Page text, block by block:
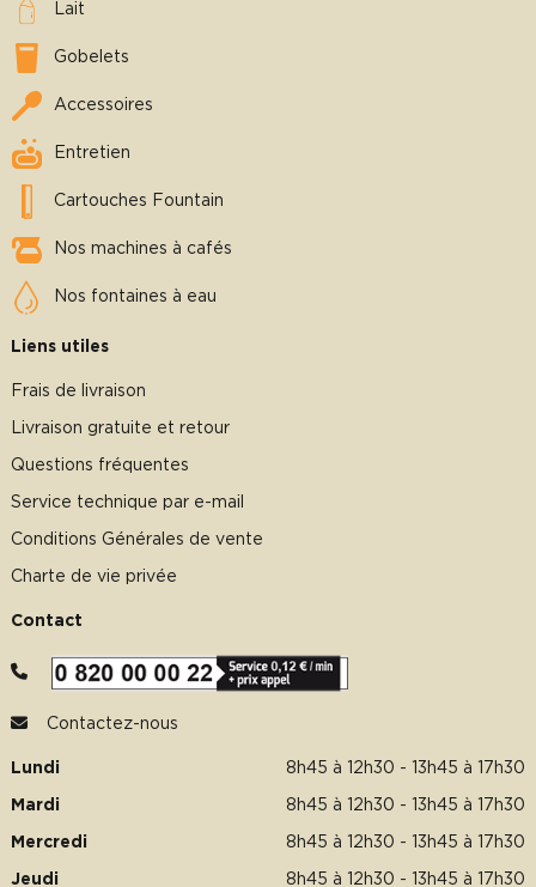
Lait
Gobelets
Accessoires
Entretien
Cartouches Fountain
Nos machines à cafés
Nos fontaines à eau
Liens utiles
Frais de livraison
Livraison gratuite et retour
Questions fréquentes
Service technique par e-mail
Conditions Générales de vente
Charte de vie privée
Contact
Contactez-nous
Lundi 8h45 à 12h30 - 13h45 à 17h30
Mardi 8h45 à 12h30 - 13h45 à 17h30
Mercredi 8h45 à 12h30 - 13h45 à 17h30
Jeudi 8h45 à 12h30 - 13h45 à 17h30